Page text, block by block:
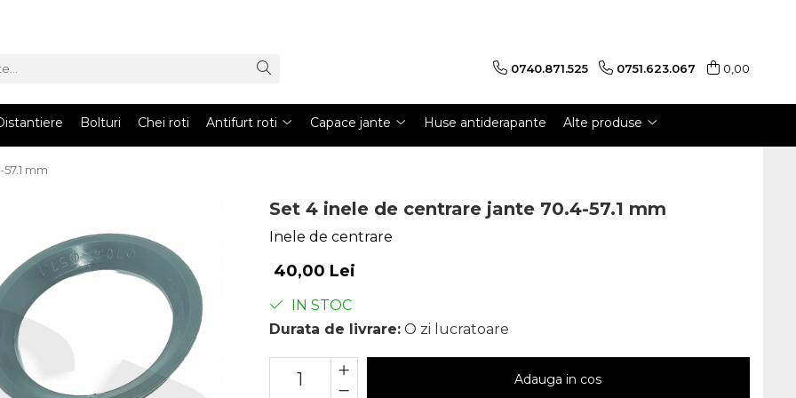
0740.871.525 0751.623.067 0,00
Bolturi Chei roti Antifurt roti Capace jante Huse antiderapante Alte produse
mm
Set 4 inele de centrare jante 70.4-57.1 mm
Inele de centrare
40,00 Lei
IN STOC
Durata de livrare:O zi lucratoare
Adauga in cos